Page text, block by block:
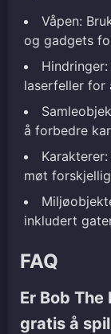
Våpen:
og gadgets
laserfeller for
å forbedre
møt
inkludert
FAQ
Er Bob
gratis å